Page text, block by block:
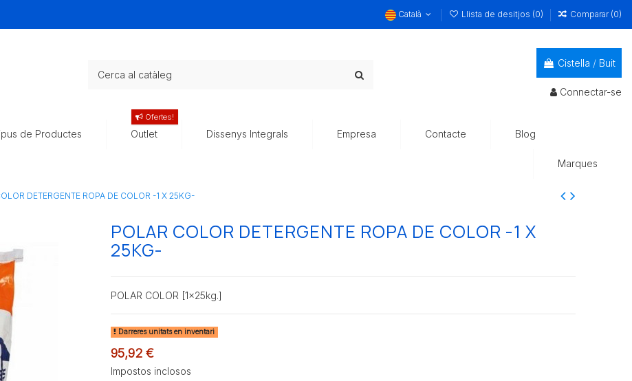
Català Llista de desitjos (0) Comparar (0)
Cistella / Buit
Connectar-se
de Productes Outlet
Ofertes!
Dissenys Integrals Empresa Contacte Blog
Marques
DETERGENTE ROPA DE COLOR -1 X 25KG-
POLAR COLOR DETERGENTE ROPA DE COLOR -1 X
25KG-
POLAR COLOR [1x25kg.]
Darreres unitats en inventari
95,92 €
Impostos inclosos